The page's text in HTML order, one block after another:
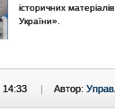
історичних
України».
14:33 | Автор: